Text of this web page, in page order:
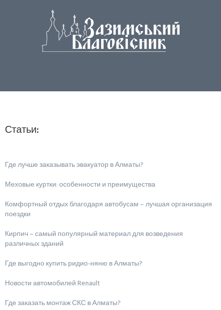
Статьи:
Где лучше заказывать эвакуатор в Алматы?
Меховые куртки: особенности и преимущества
Комфортный отдых благодаря автобусам – лучшая организация
поездки
Кирпич – самый популярный материал для возведения
различных зданий
Где выгодно купить ридио-няню в Алматы?
Новости автомобилей Renault
Где заказать монтаж СКС в Алматы?